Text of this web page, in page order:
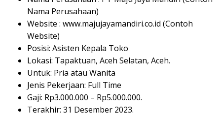
Nama Perusahaan)
Website : www.majujayamandiri.co.id (Contoh
Website)
Posisi: Asisten Kepala Toko
Lokasi: Tapaktuan, Aceh Selatan, Aceh.
Untuk: Pria atau Wanita
Jenis Pekerjaan: Full Time
Gaji: Rp3.000.000 – Rp5.000.000.
Terakhir: 31 Desember 2023.